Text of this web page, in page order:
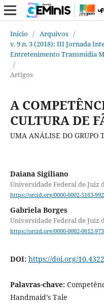
Início / Arquivos /
v. 9 n. 3 (2018): III Jornada
Entretenimento Transmídia
/
Artigos
A
CULTURA DE
UMA ANÁLISE DO GRUPO
Daiana Sigiliano
Universidade Federal de Juiz
https://orcid.org/0000-0002-5163-
Gabriela Borges
Universidade Federal de Juiz
https://orcid.org/0000-0002-0612-
DOI: https://doi.org/
Palavras-chave:
Handmaid’s Tale